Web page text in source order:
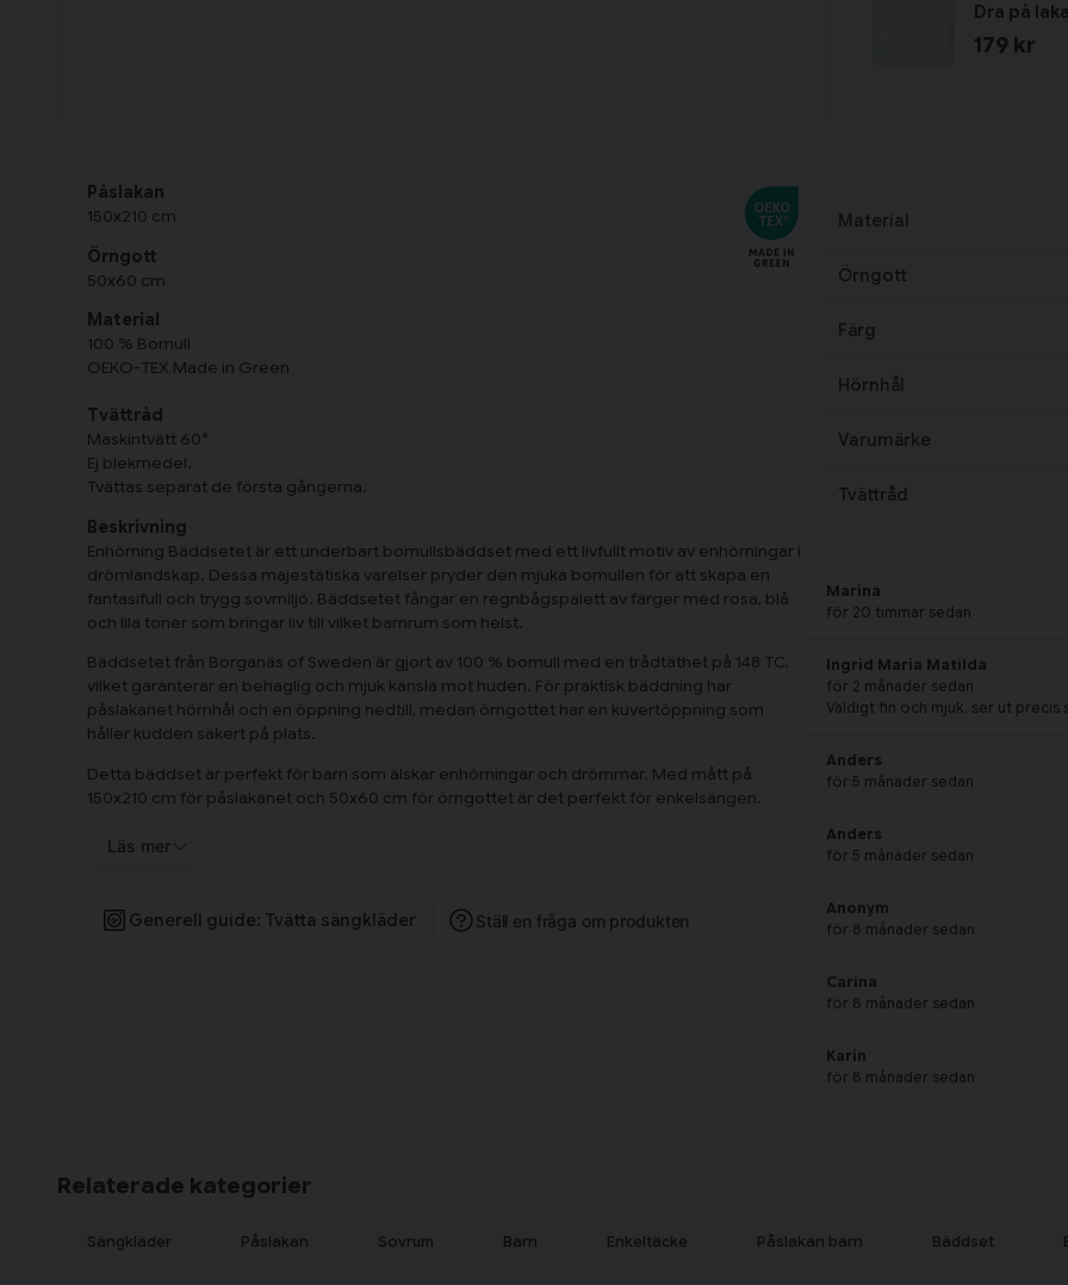
Dra på
179 kr
Påslakan
150x210 cm
Örngott
50x60 cm
Material
100 % Bomull
OEKO-TEX Made in Green
Tvättråd
Maskintvätt 60°
Ej blekmedel.
Tvättas separat de första gångerna.
Beskrivning
Enhörning Bäddsetet är ett underbart bomullsbäddset med ett livfullt motiv av enhörningar i
drömlandskap. Dessa majestätiska varelser pryder den mjuka bomullen för att skapa en
fantasifull och trygg sovmiljö. Bäddsetet fångar en regnbågspalett av färger med rosa, blå
och lila toner som bringar liv till vilket barnrum som helst.
Bäddsetet från Borganäs of Sweden är gjort av 100 % bomull med en trådtäthet på 148 TC,
vilket garanterar en behaglig och mjuk känsla mot huden. För praktisk bäddning har
påslakanet hörnhål och en öppning nedtill, medan örngottet har en kuvertöppning som
håller kudden säkert på plats.
Detta bäddset är perfekt för barn som älskar enhörningar och drömmar. Med mått på
150x210 cm för påslakanet och 50x60 cm för örngottet är det perfekt för enkelsängen.
Läs mer
Generell guide: Tvätta sängkläder Ställ en fråga om produkten
Material
Örngott
Färg
Hörnhål
Varumärke
Tvättråd
Marina
för 20 timmar sedan
Ingrid Maria Matilda
för 2 månader sedan
Väldigt fin och mjuk, ser ut precis
Anders
för 5 månader sedan
Anders
för 5 månader sedan
Anonym
för 8 månader sedan
Carina
för 8 månader sedan
Karin
för 8 månader sedan
Relaterade kategorier
Sängkläder Påslakan Sovrum Barn Enkeltäcke Påslakan barn Bäddset